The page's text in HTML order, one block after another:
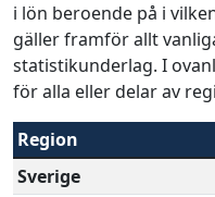
i lön beroende på i
gäller framför allt
statistikunderlag. I
för alla eller delar av
Region
Sverige